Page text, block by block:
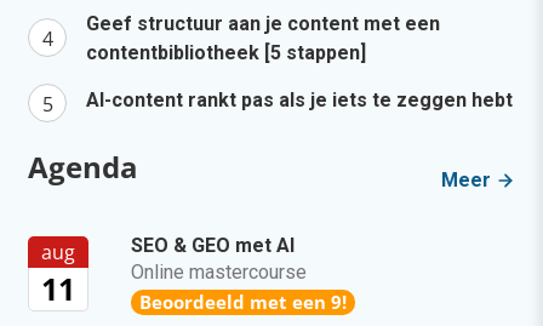
Geef structuur aan je content met een
contentbibliotheek [5 stappen]
AI-content rankt pas als je iets te zeggen hebt
Agenda Meer
aug
11
SEO & GEO met AI
Online mastercourse
Beoordeeld met een 9!